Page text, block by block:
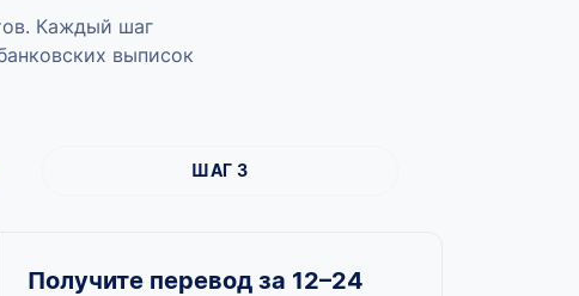
Каждый шаг
выписок
ШАГ 3
Получите перевод за 12–24